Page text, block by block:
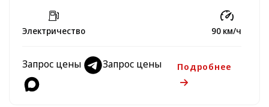
Электричество 90 км/ч
Запрос цены Запрос цены Подробнее